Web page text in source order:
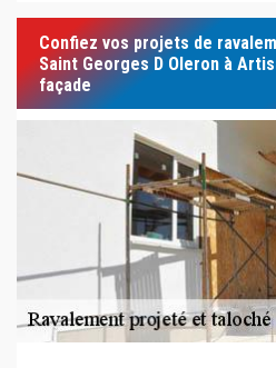
Confiez vos projets de
Saint Georges D Oleron à
façade